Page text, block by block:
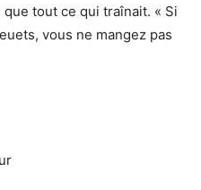
tout ce qui traînait. « Si
vous ne mangez pas